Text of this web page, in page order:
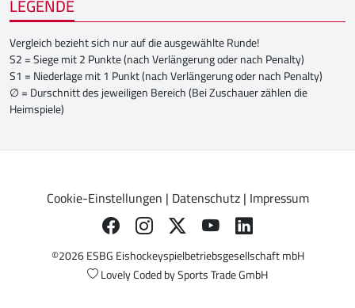
Vergleich bezieht sich nur auf die ausgewählte Runde!
S2 = Siege mit 2 Punkte (nach Verlängerung oder nach Penalty)
S1 = Niederlage mit 1 Punkt (nach Verlängerung oder nach Penalty)
∅ = Durschnitt des jeweiligen Bereich (Bei Zuschauer zählen die
Heimspiele)
Cookie-Einstellungen | Datenschutz| Impressum
©2026 ESBG Eishockeyspielbetriebsgesellschaft mbH
Lovely Coded bySports Trade GmbH